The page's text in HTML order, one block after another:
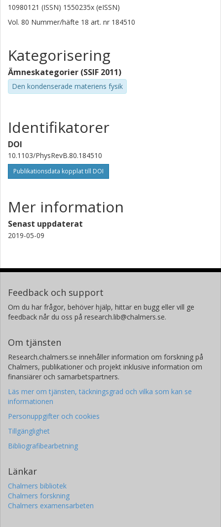
10980121 (ISSN) 1550235x (eISSN)
Vol. 80 Nummer/häfte 18 art. nr 184510
Kategorisering
Ämneskategorier (SSIF 2011)
Den kondenserade materiens fysik
Identifikatorer
DOI
10.1103/PhysRevB.80.184510
Publikationsdata kopplat till DOI
Mer information
Senast uppdaterat
2019-05-09
Feedback och support
Om du har frågor, behöver hjälp, hittar en bugg eller vill ge
feedback når du oss på research.lib@chalmers.se.
Om tjänsten
Research.chalmers.se innehåller information om forskning på
Chalmers, publikationer och projekt inklusive information om
finansiärer och samarbetspartners.
Läs mer om tjänsten, täckningsgrad och vilka som kan se
informationen
Personuppgifter och cookies
Tillgänglighet
Bibliografibearbetning
Länkar
Chalmers bibliotek
Chalmers forskning
Chalmers examensarbeten